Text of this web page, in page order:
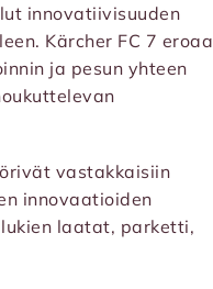
innovatiivisuuden
Kärcher FC 7 eroaa
ja pesun yhteen
vastakkaisiin
innovaatioiden
laatat, parketti,